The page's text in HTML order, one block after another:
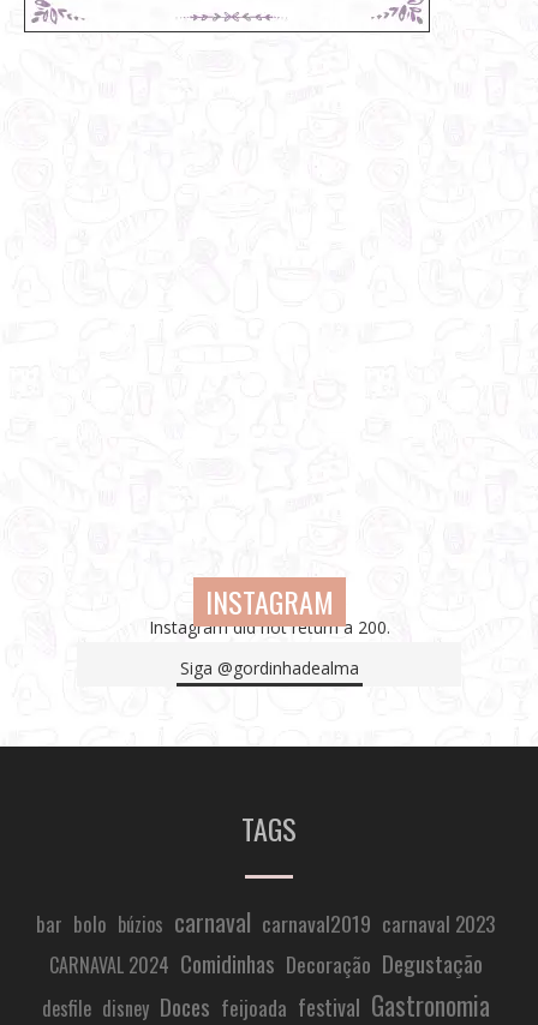
INSTAGRAM
Instagram did not return a 200.
Siga @gordinhadealma
TAGS
bar bolo búzios carnaval carnaval2019 carnaval 2023
CARNAVAL 2024 Comidinhas Decoração Degustação
desfile disney Doces feijoada festival Gastronomia